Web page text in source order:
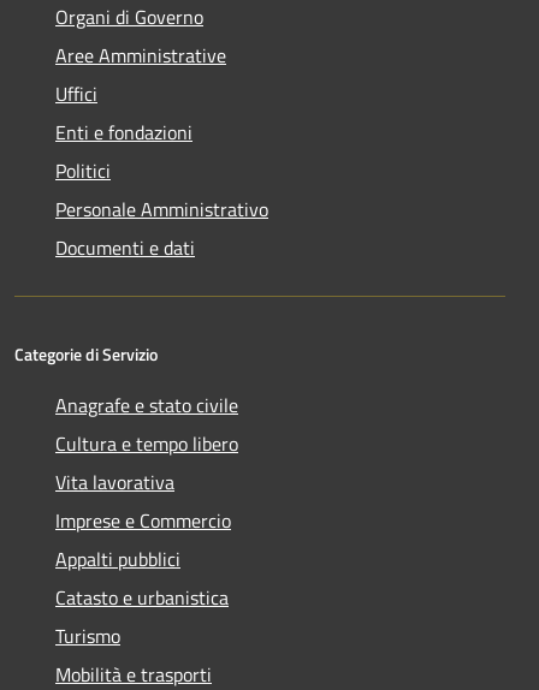
Organi di Governo
Aree Amministrative
Uffici
Enti e fondazioni
Politici
Personale Amministrativo
Documenti e dati
Categorie di Servizio
Anagrafe e stato civile
Cultura e tempo libero
Vita lavorativa
Imprese e Commercio
Appalti pubblici
Catasto e urbanistica
Turismo
Mobilità e trasporti